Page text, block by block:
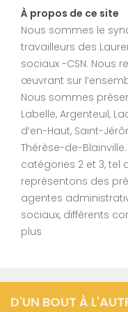
À propos de ce site
Nous sommes le
travailleurs des
sociaux -CSN. Nous
œuvrant sur
Nous sommes
Labelle, Argenteuil,
d’en-Haut, Saint-
Thérèse-de-
catégories 2 et 3, tel
représentons des
agentes
sociaux, différents
plus
D'UN BOUT À